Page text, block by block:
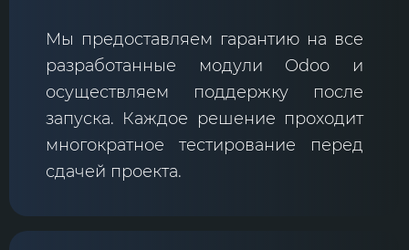
Мы предоставляем гарантию на все
разработанные модули Odoo и
осуществляем поддержку после
запуска. Каждое решение проходит
многократное тестирование перед
сдачей проекта.